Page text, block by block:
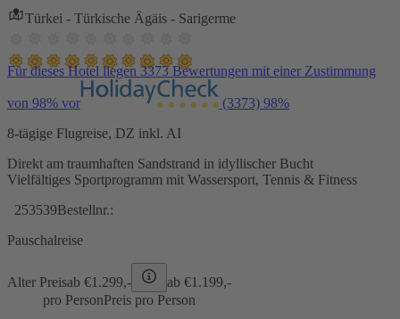
Türkei - Türkische Ägäis - Sarigerme
Für dieses Hotel liegen 3373 Bewertungen mit einer Zustimmung
von 98% vor (3373) 98%
8-tägige Flugreise, DZ inkl. AI
Direkt am traumhaften Sandstrand in idyllischer Bucht
Vielfältiges Sportprogramm mit Wassersport, Tennis & Fitness
253539Bestellnr.:
Pauschalreise
Alter Preisab €1.299,- ab €1.199,-
pro PersonPreis pro Person